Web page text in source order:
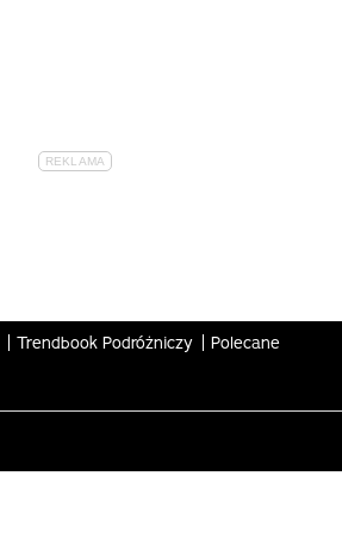
Trendbook Podróżniczy Polecane